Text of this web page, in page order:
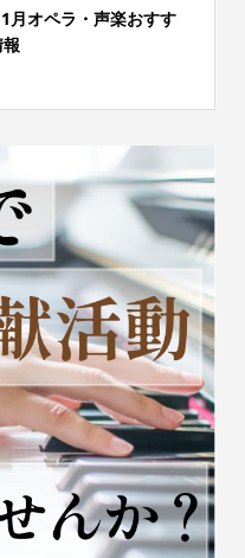
月オペラ・声楽おすす